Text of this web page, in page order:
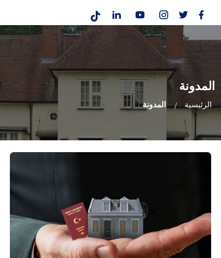
المدونة
الرئيسية المدونة